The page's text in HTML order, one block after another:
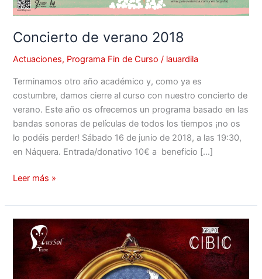
Concierto de verano 2018
Actuaciones, Programa Fin de Curso / lauardila
Terminamos otro año académico y, como ya es
costumbre, damos cierre al curso con nuestro concierto de
verano. Este año os ofrecemos un programa basado en las
bandas sonoras de películas de todos los tiempos ¡no os
lo podéis perder! Sábado 16 de junio de 2018, a las 19:30,
en Náquera. Entrada/donativo 10€ a beneficio […]
Leer más »
Participación
musical